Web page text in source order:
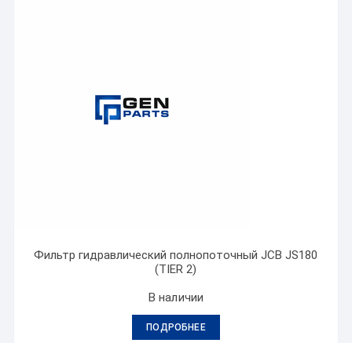
Фильтр гидравлический полнопоточный JCB JS180
(TIER 2)
В наличии
ПОДРОБНЕЕ